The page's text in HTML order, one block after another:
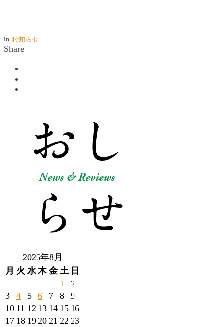
in お知らせ
Share
2026年8月
月 火 水 木 金 土 日
1
2
3
4 5 6 7 8
9
10 11 12 13 14 15 16
17 18 19 20 21 22 23